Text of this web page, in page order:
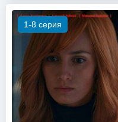
1-8 серия